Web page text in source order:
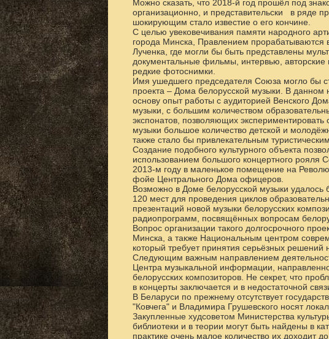
Можно сказать, что 2018-й год прошёл под
организационно, и представительски в ряде
шокирующим стало известие о его кончине.
С целью увековечивания памяти народного
города Минска, Правлением прорабатываются
Лученка, где могли бы быть представлены
документальные фильмы, интервью,
редкие фотоснимки.
Имя ушедшего председателя Союза могло бы
проекта – Дома белорусской музыки. В данном
основу опыт работы с аудиторией Венского
музыки, с большим количеством
экспонатов, позволяющих
музыки большое количество детской и
также стало бы привлекательным
Создание подобного культурного объекта
использованием большого концертного рояля
2013-м году в маленькое помещение на
фойе Центрального Дома офицеров.
Возможно в Доме белорусской музыки удалось
120 мест для проведения циклов
презентаций новой музыки белорусских
радиопрограмм, посвящённых вопросам
Вопрос организации такого долгосрочного
Минска, а также Национальным центром
который требует принятия серьёзных решений
Следующим важным направлением
Центра музыкальной информации,
белорусских композиторов. Не секрет, что
в концерты заключается и в недостаточной
В Беларуси по прежнему отсутствует
"Ковчега" и Владимира Грушевского носят
Закупленные худсоветом Министерства
библиотеки и в теории могут быть найдены в
практике очень малое количество их доходит